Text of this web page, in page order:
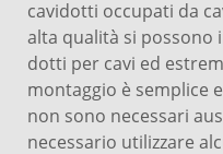
cavidotti occupati da
alta qualità si
dotti per cavi ed
montaggio è semplice
non sono necessari
necessario utilizzare